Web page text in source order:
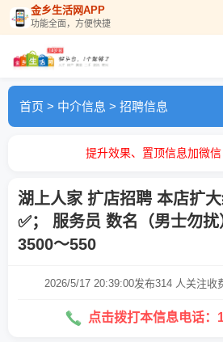
金乡生活网APP
功能全面，方便快捷
首页 > 中介信息 > 招聘信息
提升效果、置顶信息加微
湖上人家 扩店招聘 本店扩大
✅； 服务员 数名（男士勿扰
3500～550
2026/5/17 20:39:00发布314 人关注收
点击拨打本信息电话：